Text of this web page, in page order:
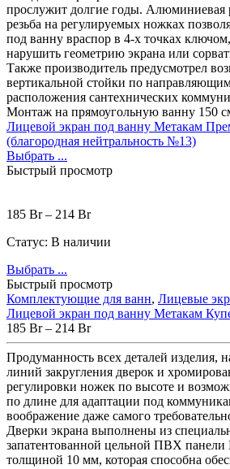
прослужит долгие годы. Алюминиевая
резьба на регулируемых ножках
под ванну враспор в 4-х точках
нарушить геометрию экрана или
Также производитель предусмотрел
вертикальной стойки по
расположения сантехнических
Монтаж на прямоугольную ванну 150
Лицевой экран под ванну Метакам
(благородная нейтральность №13)
Выбрать ...
Быстрый просмотр
185 Br– 214 Br
Статус: В наличии
Выбрать ...
Быстрый просмотр
Комплектующие для ванн, Лицевые
Лицевой экран под ванну Метакам
185 Br– 214 Br
Продуманность всех деталей изделия,
линий закругления дверок и
регулировки ножек по высоте и
по длине для адаптации под
воображение даже самого
Дверки экрана выполнены из
запатентованной цельной ПВХ
толщиной 10 мм, которая способна